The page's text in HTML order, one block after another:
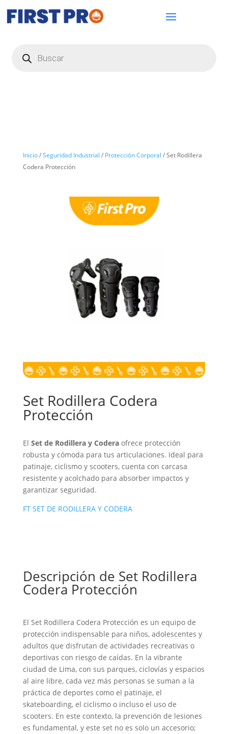
productos
Inicio/Seguridad Industrial / Protección Corporal / Set Rodillera
Codera Protección
Set Rodillera Codera
Protección
El Set de Rodillera y Coderaofrece protección
robusta y cómoda para tus articulaciones. Ideal para
patinaje, ciclismo y scooters, cuenta con carcasa
resistente y acolchado para absorber impactos y
garantizar seguridad.
FT SET DE RODILLERA Y CODERA
Descripción de Set Rodillera
Codera Protección
El Set Rodillera Codera Protección es un equipo de
protección indispensable para niños, adolescentes y
adultos que disfrutan de actividades recreativas o
deportivas con riesgo de caídas. En la vibrante
ciudad de Lima, con sus parques, ciclovías y espacios
al aire libre, cada vez más personas se suman a la
práctica de deportes como el patinaje, el
skateboarding, el ciclismo o incluso el uso de
scooters. En este contexto, la prevención de lesiones
es fundamental, y este set no es solo un accesorio;